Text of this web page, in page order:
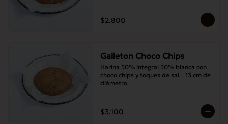
$2.800
Galleton Choco Chips
Harina 50% integral 50% blanca con
choco chips y toques de sal. . 13 cm de
diámetro.
$3.100